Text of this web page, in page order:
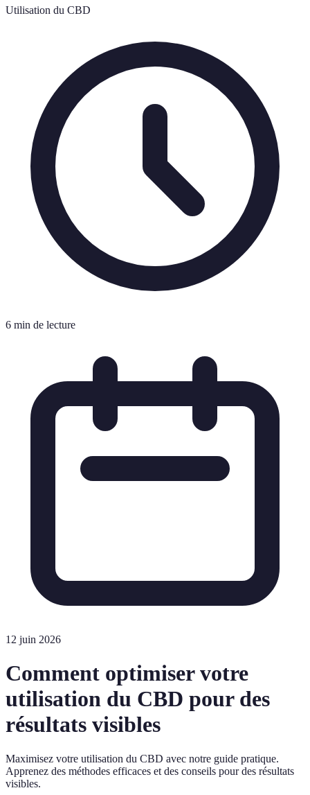
Utilisation du CBD
6 min de lecture
12 juin 2026
Comment optimiser votre
utilisation du CBD pour des
résultats visibles
Maximisez votre utilisation du CBD avec notre guide pratique.
Apprenez des méthodes efficaces et des conseils pour des résultats
visibles.